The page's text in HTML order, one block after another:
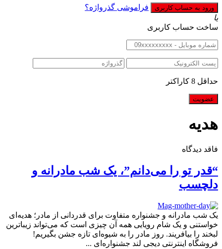
فراموشی گذرواژه؟
یا
ساخت حساب کاربری
حداقل 8 کاراکتر
هدیه
فاقد دیدگاه
“قدر تو را می‌دانم”، یک شب مادرانه و
دلچسب
یک شب مادرانه و جشنواره متفاوت برای قدردانی از مادر؛ هدیه‌ای
خواستنی و یک شام رویایی همه آن چیزی است که می‌تواند زیباترین
لبخند را بیافریند. روز مادر را به شیوه‌ای تازه جشن بگیریم!
فروشگاه اینترنتی دیجی لند جشنواره‌ای ...